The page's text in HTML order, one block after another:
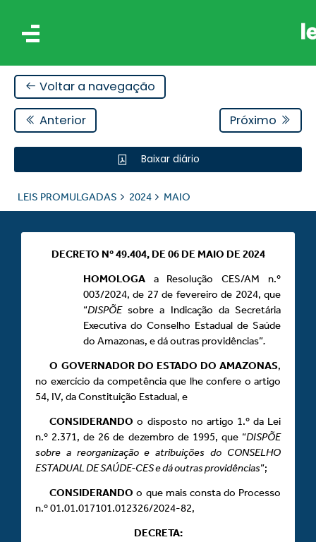
Voltar a navegação
Anterior Próximo
Baixar diário
LEIS PROMULGADAS 2024 MAIO
DECRETO Nº 49.404, DE 06 DE MAIO DE 2024
HOMOLOGAa Resolução CES/AM n.º
003/2024, de 27 de fevereiro de 2024, que
“DISPÕEsobre a Indicação da Secretária
Executiva do Conselho Estadual de Saúde
do Amazonas, e dá outras providências”.
O GOVERNADOR DO ESTADO DO AMAZONAS,
no exercício da competência que lhe confere o artigo
54, IV, da Constituição Estadual, e
CONSIDERANDO o disposto no artigo 1.º da Lei
n.º 2.371, de 26 de dezembro de 1995, que “DISPÕE
sobre a reorganização e atribuições do CONSELHO
ESTADUAL DE SAÚDE-CES e dá outras providências”;
CONSIDERANDO o que mais consta do Processo
n.º 01.01.017101.012326/2024-82,
DECRETA: